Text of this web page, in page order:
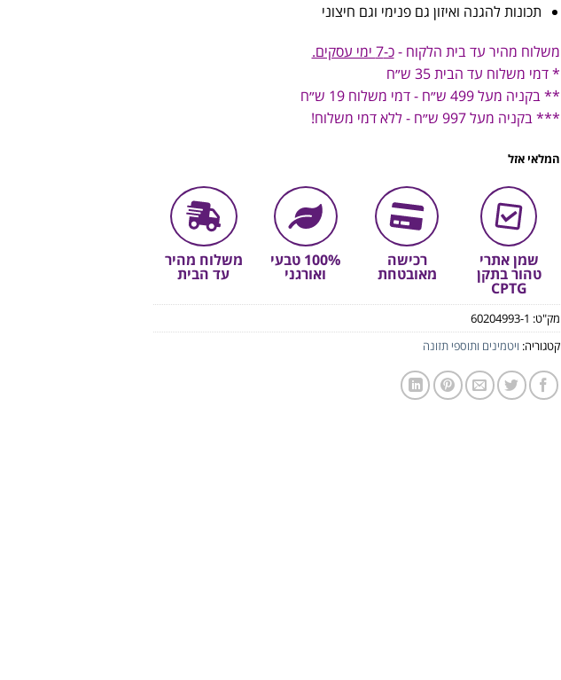
תכונות להגנה ואיזון גם פנימי וגם חיצוני
משלוח מהיר עד בית הלקוח -כ-7 ימי עסקים.
* דמי משלוח עד הבית 35 ש״ח
** בקניה מעל 499 ש״ח - דמי משלוח 19 ש״ח
*** בקניה מעל 997 ש״ח - ללא דמי משלוח!
המלאי אזל
שמן אתרי
טהור בתקן
CPTG
רכישה
מאובטחת
100% טבעי
ואורגני
משלוח מהיר
עד הבית
מק"ט: 60204993-1
קטגוריה: ויטמינים ותוספי תזונה